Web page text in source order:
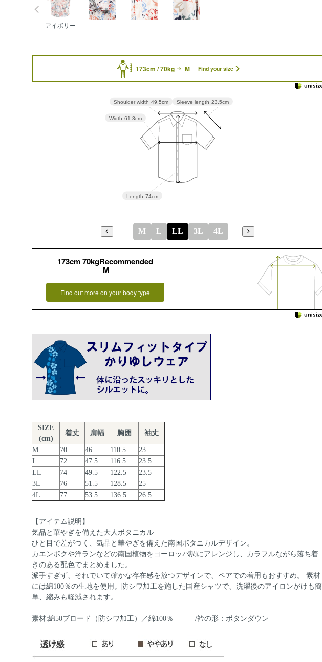
アイボリー
173cm / 70kg M Find your size
Sleeve length 23.5cm
Length 74cm
Width 61.3cm
Shoulder width 49.5cm
M L LL 3L 4L
173cm 70kgRecommended
M
Find out more on your body type
SIZE
(cm)
着丈 肩幅 胸囲 袖丈
M 70 46 110.5
23
L
72 47.5 116.5
23.5
LL
74 49.5 122.5
23.5
3L
76 51.5 128.5
25
4L
77 53.5 136.5 26.5
【アイテム説明】
気品と華やぎを備えた大人ボタニカル
ひと目で差がつく、気品と華やぎを備えた南国ボタニカルデザイン。
カエンボクや洋ランなどの南国植物をヨーロッパ調にアレンジし、カラフルながら落ち着
きのある配色でまとめました。
派手すぎず、それでいて確かな存在感を放つデザインで、ペアでの着用もおすすめ。 素材
には綿100％の生地を使用。防シワ加工を施した国産シャツで、洗濯後のアイロンがけも簡
単、縮みも軽減されます。
素材:綿50ブロード（防シワ加工）／綿100％ /衿の形：ボタンダウン